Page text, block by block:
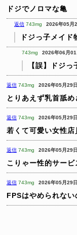
ドジでノロマな亀
返信 743mg 2026年05月
ドジっ子メイド
743mg 2026年06月
【誤】ドジ
返信 743mg 2026年05月29
とりあえず乳首舐
返信 743mg 2026年05月29
若くて可愛い女性
返信 743mg 2026年05月29
こりゃー性的サー
返信 743mg 2026年05月29
FPSはやめられない